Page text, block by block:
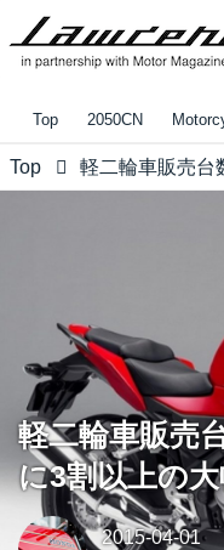
Top 2050CN
Top
軽二輪車販売
に3割以上の
2015-04-01